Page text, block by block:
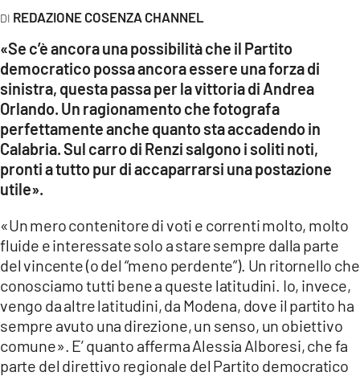
LAC TV
LAC NETWORK
LAC ONAIR
LaC
Network
LACPLAY.IT
LACTV.IT
LACITYMAG.IT
ILREGGINO.IT
COSENZACHANNEL.IT
ILVIBONESE.IT
CATANZAROCHANNEL.IT
REDAZIONE COSENZA CHANNEL
«Se c’è ancora una possibilità che il Partito
democratico possa ancora essere una forza di
sinistra, questa passa per la vittoria di Andrea
Orlando. Un ragionamento che fotografa
perfettamente anche quanto sta accadendo in
Calabria. Sul carro di Renzi salgono i soliti noti,
pronti a tutto pur di accaparrarsi una postazione
utile».
«Un mero contenitore di voti e correnti molto, molto
fluide e interessate solo a stare sempre dalla parte
del vincente (o del “meno perdente”). Un ritornello che
conosciamo tutti bene a queste latitudini. Io, invece,
vengo da altre latitudini, da Modena, dove il partito ha
sempre avuto una direzione, un senso, un obiettivo
comune». E’ quanto afferma Alessia Alboresi, che fa
parte del direttivo regionale del Partito democratico